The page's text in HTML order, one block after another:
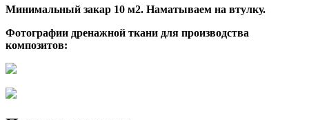
Минимальный закаp 10 м2. Наматываем на втулку.
Фотографии дренажной ткани для производства
композитов: